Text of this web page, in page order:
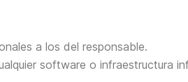
a los del responsable.
software o infraestructura